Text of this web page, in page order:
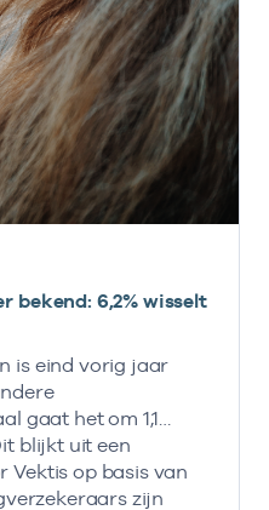
bekend: 6,2% wisselt
is eind vorig jaar
gaat het om 1,1
blijkt uit een
Vektis op basis van
zijn